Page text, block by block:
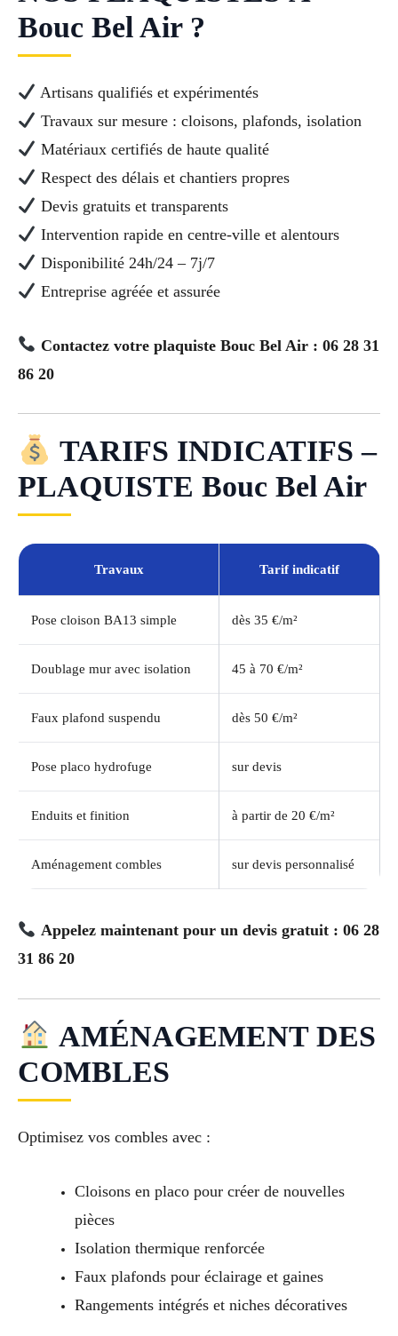
Bouc Bel Air ?
Artisans qualifiés et expérimentés
Travaux sur mesure : cloisons, plafonds, isolation
Matériaux certifiés de haute qualité
Respect des délais et chantiers propres
Devis gratuits et transparents
Intervention rapide en centre-ville et alentours
Disponibilité 24h/24 – 7j/7
Entreprise agréée et assurée
Contactez votre plaquiste Bouc Bel Air : 06 28 31
86 20
TARIFS INDICATIFS –
PLAQUISTE Bouc Bel Air
Travaux Tarif indicatif
Pose cloison BA13 simple dès 35 €/m²
Doublage mur avec isolation 45 à 70 €/m²
Faux plafond suspendu dès 50 €/m²
Pose placo hydrofuge sur devis
Enduits et finition à partir de 20 €/m²
Aménagement combles sur devis personnalisé
Appelez maintenant pour un devis gratuit : 06 28
31 86 20
AMÉNAGEMENT DES
COMBLES
Optimisez vos combles avec :
Cloisons en placo pour créer de nouvelles
pièces
Isolation thermique renforcée
Faux plafonds pour éclairage et gaines
Rangements intégrés et niches décoratives